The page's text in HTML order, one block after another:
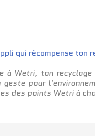
à Wetri, ton
geste pour
des points Wetri à